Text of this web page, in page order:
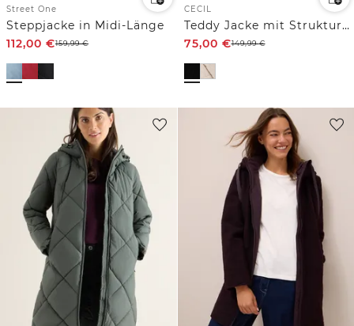
Street One
Steppjacke in Midi-Länge
112,00 €159,99€
CECIL
Teddy Jacke mit Strukturmix
75,00 €149,99€